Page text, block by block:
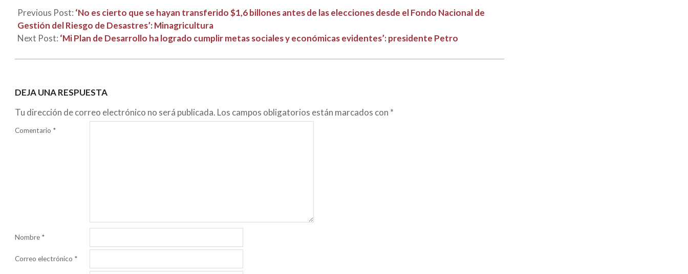
Previous Post: ‘No es cierto que se hayan transferido $1,6 billones antes de las elecciones desde el Fondo Nacional de
Gestión del Riesgo de Desastres’: Minagricultura
Next Post: ‘Mi Plan de Desarrollo ha logrado cumplir metas sociales y económicas evidentes’: presidente Petro
DEJA UNA RESPUESTA
Tu dirección de correo electrónico no será publicada. Los campos obligatorios están marcados con *
Comentario *
Nombre *
Correo electrónico *